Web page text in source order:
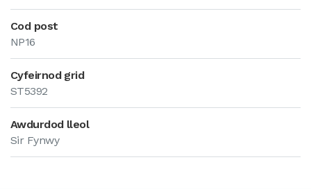
Cod post
NP16
Cyfeirnod grid
ST5392
Awdurdod lleol
Sir Fynwy